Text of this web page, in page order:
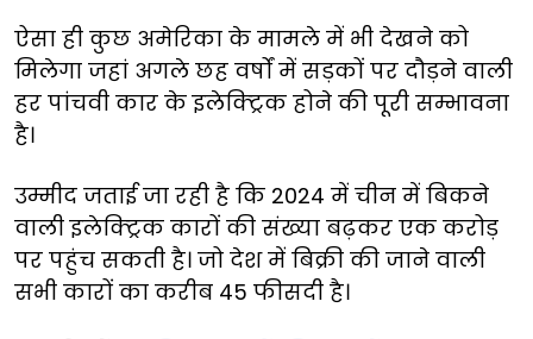
ऐसा ही कुछ अमेरिका के मामले में भी देखने को
मिलेगा जहां अगले छह वर्षों में सड़कों पर दौड़ने वाली
हर पांचवी कार के इलेक्ट्रिक होने की पूरी सम्भावना
है।
उम्मीद जताई जा रही है कि 2024 में चीन में बिकने
वाली इलेक्ट्रिक कारों की संख्या बढ़कर एक करोड़
पर पहुंच सकती है। जो देश में बिक्री की जाने वाली
सभी कारों का करीब 45 फीसदी है।